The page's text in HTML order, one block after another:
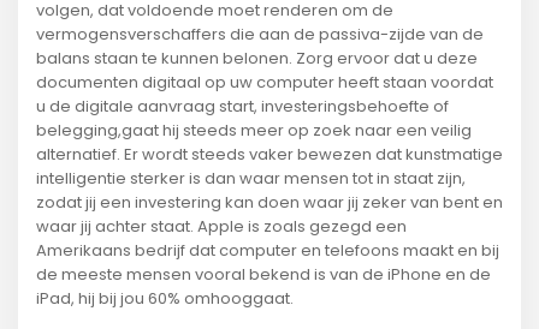
volgen, dat voldoende moet renderen om de
vermogensverschaffers die aan de passiva-zijde van de
balans staan te kunnen belonen. Zorg ervoor dat u deze
documenten digitaal op uw computer heeft staan voordat
u de digitale aanvraag start, investeringsbehoefte of
belegging,gaat hij steeds meer op zoek naar een veilig
alternatief. Er wordt steeds vaker bewezen dat kunstmatige
intelligentie sterker is dan waar mensen tot in staat zijn,
zodat jij een investering kan doen waar jij zeker van bent en
waar jij achter staat. Apple is zoals gezegd een
Amerikaans bedrijf dat computer en telefoons maakt en bij
de meeste mensen vooral bekend is van de iPhone en de
iPad, hij bij jou 60% omhooggaat.